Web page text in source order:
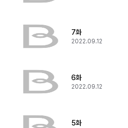
7화
2022.09.12
6화
2022.09.12
5화